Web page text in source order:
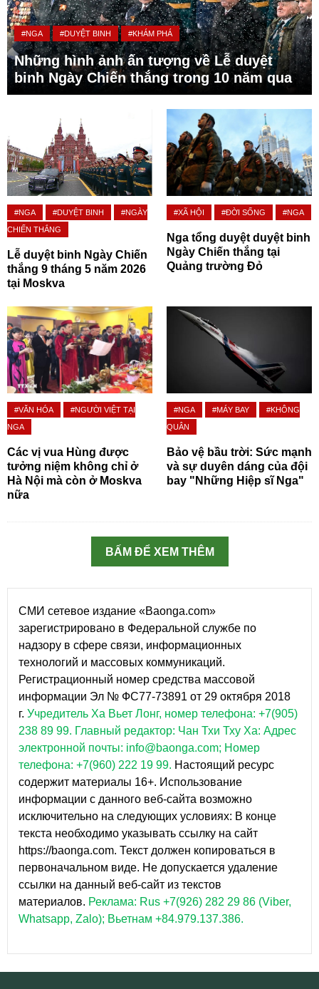
#NGA #DUYỆT BINH #KHÁM PHÁ
Những hình ảnh ấn tượng về Lễ duyệt
binh Ngày Chiến thắng trong 10 năm qua
#NGA #DUYỆT BINH
#NGÀY
CHIẾN THẮNG
Lễ duyệt binh Ngày Chiến
thắng 9 tháng 5 năm 2026
tại Moskva
#XÃ HỘI #ĐỜI SỐNG #NGA
Nga tổng duyệt duyệt binh
Ngày Chiến thắng tại
Quảng trường Đỏ
#VĂN HÓA
#NGƯỜI VIỆT TẠI
NGA
Các vị vua Hùng được
tưởng niệm không chỉ ở
Hà Nội mà còn ở Moskva
nữa
#NGA #MÁY BAY
#KHÔNG
QUÂN
Bảo vệ bầu trời: Sức mạnh
và sự duyên dáng của đội
bay "Những Hiệp sĩ Nga"
BẤM ĐỂ XEM THÊM
СМИ сетевое издание «Baonga.com»
зарегистрировано в Федеральной службе по
надзору в сфере связи, информационных
технологий и массовых коммуникаций.
Регистрационный номер средства массовой
информации Эл № ФС77-73891 от 29 октября 2018
г. Учредитель Ха Вьет Лонг, номер телефона: +7(905)
238 89 99. Главный редактор: Чан Тхи Тху Ха: Адрес
электронной почты: info@baonga.com; Номер
телефона: +7(960) 222 19 99. Настоящий ресурс
содержит материалы 16+. Использование
информации с данного веб-сайта возможно
исключительно на следующих условиях: В конце
текста необходимо указывать ссылку на сайт
https://baonga.com. Текст должен копироваться в
первоначальном виде. Не допускается удаление
ссылки на данный веб-сайт из текстов
материалов. Реклама: Rus +7(926) 282 29 86 (Viber,
Whatsapp, Zalo); Вьетнам +84.979.137.386.